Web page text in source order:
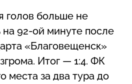
голов больше не
92-ой минуте после
«Благовещенск»
Итог — 1:4. ФК
места за два тура до